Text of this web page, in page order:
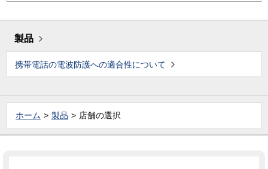
製品
携帯電話の電波防護への適合性について
ホーム 製品 店舗の選択